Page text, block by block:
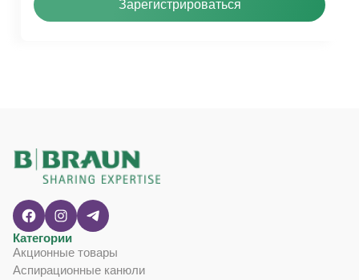
Зарегистрироваться
Категории
Акционные товары
Аспирационные канюли